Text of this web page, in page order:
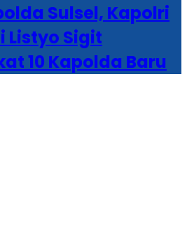
Sulsel, Kapolri
Listyo Sigit
10 Kapolda Baru